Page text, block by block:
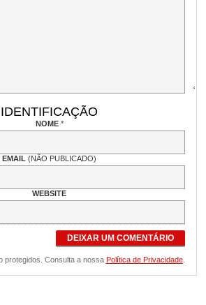
IDENTIFICAÇÃO
NOME *
EMAIL(NÃO PUBLICADO)
WEBSITE
DEIXAR UM COMENTÁRIO
protegidos. Consulta a nossa Política de Privacidade.